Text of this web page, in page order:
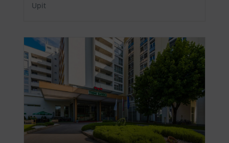
Upit